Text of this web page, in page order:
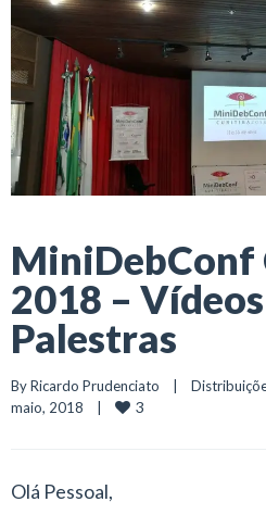
2018 –
Palestras
By Ricardo Prudenciato
maio, 2018
3
Olá Pessoal,